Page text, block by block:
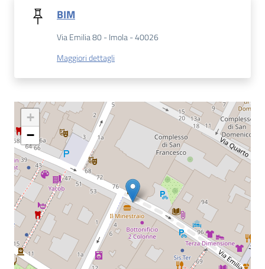
on line
Eventi
Chiedi al
bibliotecario
Avvisi
Orari
BIM
Via Emilia 80 - Imola - 40026
Maggiori dettagli
+
−